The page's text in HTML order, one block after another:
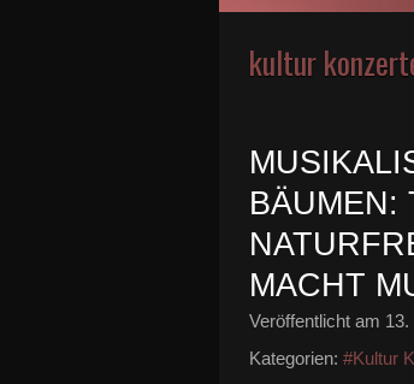
kultur
BÄUMEN:
MACHT
Veröffentlicht am 13.
Kategorien: #Kultur